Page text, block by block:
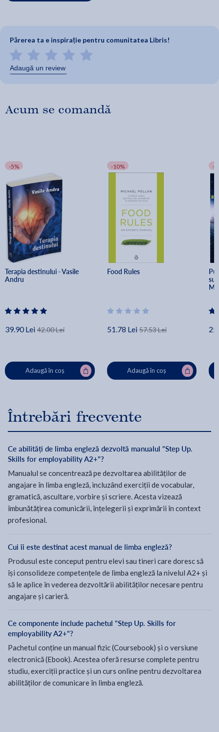
Părerea ta e inspirație pentru comunitatea Libris!
Adaugă un review
Acum se comandă
-5%
Terapia destinului - Vasile
Andru
39.90 Lei 42.00 Lei
Adaugă în coș
-10%
Food Rules
51.78 Lei 57.53 Lei
Adaugă în coș
-
Întrebări frecvente
Ce abilități de limba engleză dezvoltă manualul "Step Up.
Skills for employability A2+"?
Manualul se concentrează pe dezvoltarea abilităților de
angajare în limba engleză, incluzând exerciții de vocabular,
gramatică, ascultare, vorbire și scriere. Acesta vizează
îmbunătățirea comunicării, înțelegerii și exprimării în context
profesional.
Cui îi este destinat acest manual de limba engleză?
Produsul este conceput pentru elevi sau tineri care doresc să
își consolideze competențele de limba engleză la nivelul A2+ și
să le aplice în vederea dezvoltării abilităților necesare pentru
angajare și carieră.
Ce componente include pachetul "Step Up. Skills for
employability A2+"?
Pachetul conține un manual fizic (Coursebook) și o versiune
electronică (Ebook). Acestea oferă resurse complete pentru
studiu, exerciții practice și un curs online pentru dezvoltarea
abilităților de comunicare în limba engleză.